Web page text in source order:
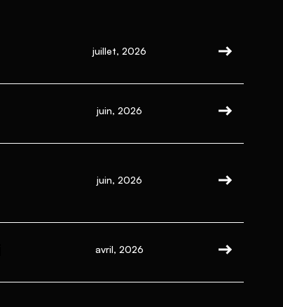
juillet, 2026
juin, 2026
juin, 2026
avril, 2026